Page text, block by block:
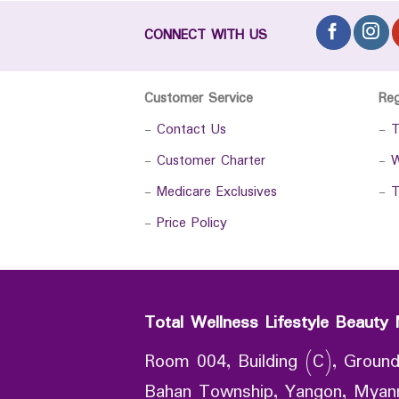
CONNECT WITH US
Customer Service
- Contact Us
- Customer Charter
- Medicare Exclusives
- Price Policy
-
-
-
Total Wellness Lifestyle Beauty
Room 004, Building (C),
Bahan Township, Yangon,